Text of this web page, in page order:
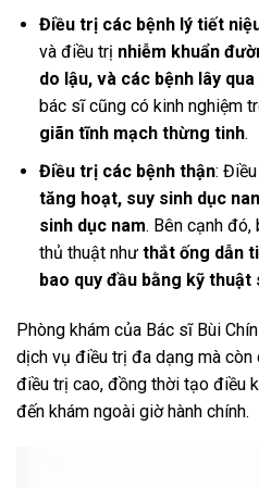
Điều trị các bệnh lý tiết
và điều trị nhiễm khuẩn
do lậu, và các bệnh lây
bác sĩ cũng có kinh nghiệm
giãn tĩnh mạch thừng tinh.
Điều trị các bệnh thận:
tăng hoạt, suy sinh dục
sinh dục nam. Bên cạnh
thủ thuật như thắt ống dẫn
bao quy đầu bằng kỹ thuật
Phòng khám của Bác sĩ Bùi
dịch vụ điều trị đa dạng mà còn
điều trị cao, đồng thời tạo điều
đến khám ngoài giờ hành chính.